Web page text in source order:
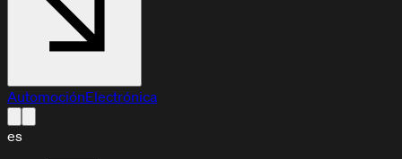
AutomociónElectrónica
es